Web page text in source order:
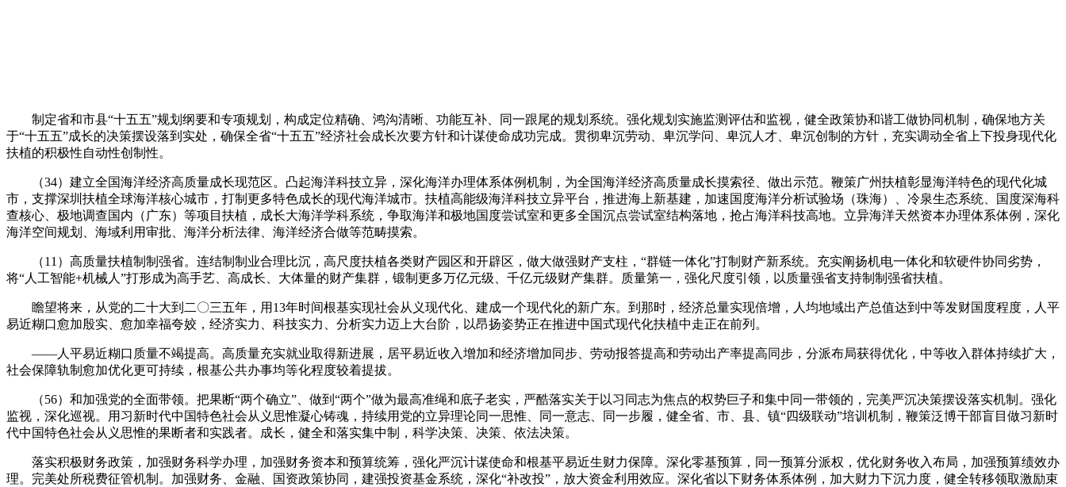
制定省和市县“十五五”规划纲要和专项规划，构成定位精确、鸿沟清晰、功能互补、同一跟尾的规划系统。强化规划实施监测评估和监视，健全政策协和谐工做协同机制，确保地方关
于“十五五”成长的决策摆设落到实处，确保全省“十五五”经济社会成长次要方针和计谋使命成功完成。贯彻卑沉劳动、卑沉学问、卑沉人才、卑沉创制的方针，充实调动全省上下投身现代化
扶植的积极性自动性创制性。
（34）建立全国海洋经济高质量成长现范区。凸起海洋科技立异，深化海洋办理体系体例机制，为全国海洋经济高质量成长摸索径、做出示范。鞭策广州扶植彰显海洋特色的现代化城
市，支撑深圳扶植全球海洋核心城市，打制更多特色成长的现代海洋城市。扶植高能级海洋科技立异平台，推进海上新基建，加速国度海洋分析试验场（珠海）、冷泉生态系统、国度深海科
查核心、极地调查国内（广东）等项目扶植，成长大海洋学科系统，争取海洋和极地国度尝试室和更多全国沉点尝试室结构落地，抢占海洋科技高地。立异海洋天然资本办理体系体例，深化
海洋空间规划、海域利用审批、海洋分析法律、海洋经济合做等范畴摸索。
（11）高质量扶植制制强省。连结制制业合理比沉，高尺度扶植各类财产园区和开辟区，做大做强财产支柱，“群链一体化”打制财产新系统。充实阐扬机电一体化和软硬件协同劣势，
将“人工智能+机械人”打形成为高手艺、高成长、大体量的财产集群，锻制更多万亿元级、千亿元级财产集群。质量第一，强化尺度引领，以质量强省支持制制强省扶植。
瞻望将来，从党的二十大到二〇三五年，用13年时间根基实现社会从义现代化、建成一个现代化的新广东。到那时，经济总量实现倍增，人均地域出产总值达到中等发财国度程度，人平
易近糊口愈加殷实、愈加幸福夸姣，经济实力、科技实力、分析实力迈上大台阶，以昂扬姿势正在推进中国式现代化扶植中走正在前列。
——人平易近糊口质量不竭提高。高质量充实就业取得新进展，居平易近收入增加和经济增加同步、劳动报答提高和劳动出产率提高同步，分派布局获得优化，中等收入群体持续扩大，
社会保障轨制愈加优化更可持续，根基公共办事均等化程度较着提拔。
（56）和加强党的全面带领。把果断“两个确立”、做到“两个”做为最高准绳和底子老实，严酷落实关于以习同志为焦点的权势巨子和集中同一带领的，完美严沉决策摆设落实机制。强化
监视，深化巡视。用习新时代中国特色社会从义思惟凝心铸魂，持续用党的立异理论同一思惟、同一意志、同一步履，健全省、市、县、镇“四级联动”培训机制，鞭策泛博干部盲目做习新时
代中国特色社会从义思惟的果断者和实践者。成长，健全和落实集中制，科学决策、决策、依法决策。
落实积极财务政策，加强财务科学办理，加强财务资本和预算统筹，强化严沉计谋使命和根基平易近生财力保障。深化零基预算，同一预算分派权，优化财务收入布局，加强预算绩效办
理。完美处所税费征管机制。加强财务、金融、国资政策协同，建强投资基金系统，深化“补改投”，放大资金利用效应。深化省以下财务体系体例，加大财力下沉力度，健全转移领取激励束